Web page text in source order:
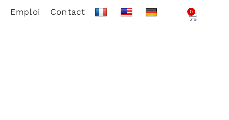
Emploi Contact 0